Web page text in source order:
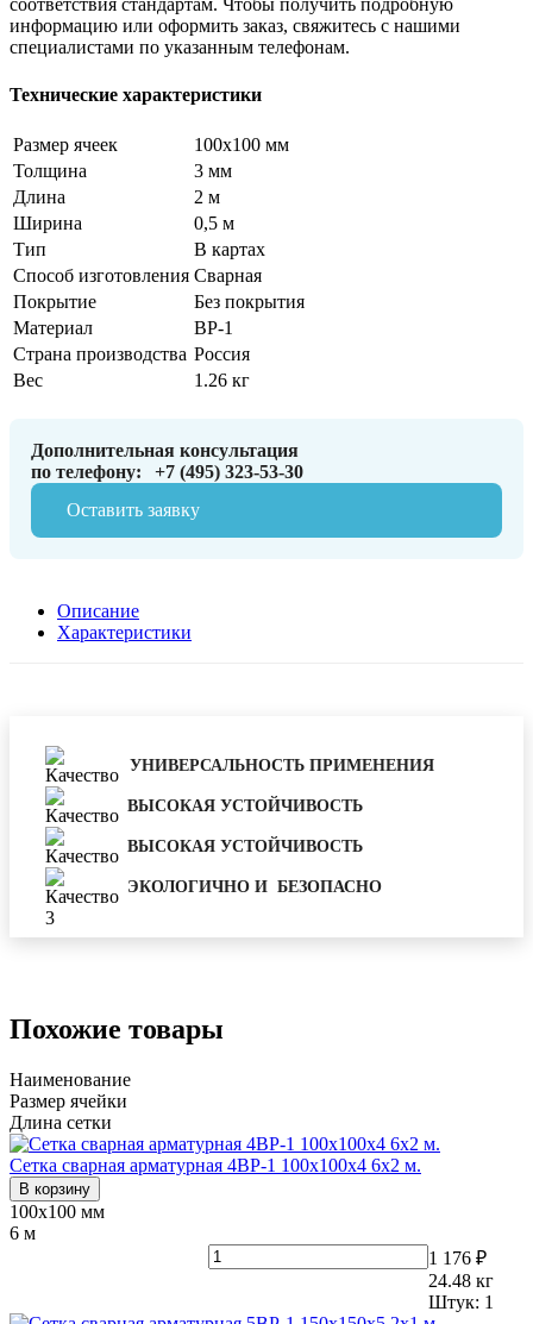
соответствия стандартам. Чтобы получить подробную
информацию или оформить заказ, свяжитесь с нашими
специалистами по указанным телефонам.
Технические характеристики
Размер ячеек
100х100 мм
Толщина
3 мм
Длина
2 м
Ширина
0,5 м
Тип
В картах
Способ изготовления Сварная
Покрытие
Без покрытия
Материал
ВР-1
Страна производства Россия
Вес
1.26 кг
Дополнительная консультация
по телефону:
+7 (495) 323-53-30
Оставить заявку
Описание
Характеристики
УНИВЕРСАЛЬНОСТЬ ПРИМЕНЕНИЯ
ВЫСОКАЯ УСТОЙЧИВОСТЬ
ВЫСОКАЯ УСТОЙЧИВОСТЬ
ЭКОЛОГИЧНО И БЕЗОПАСНО
Похожие товары
Наименование
Размер ячейки
Длина сетки
Сетка сварная арматурная 4ВР-1 100х100х4 6х2 м.
В корзину
100х100 мм
6 м
1 176 ₽
24.48 кг
Штук: 1